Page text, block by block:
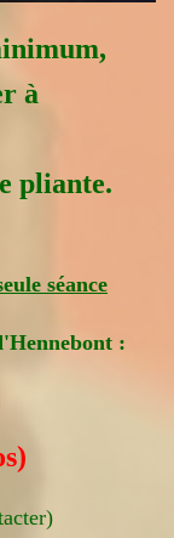
mum,
à
pliante.
séance
: